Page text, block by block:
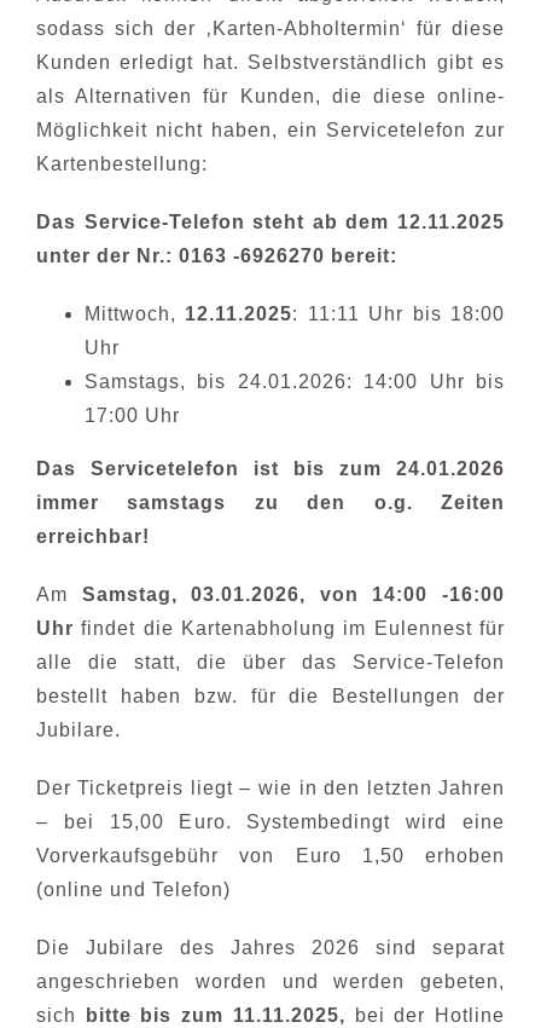
sodass sich der ‚Karten-Abholtermin‘ für diese
Kunden erledigt hat. Selbstverständlich gibt es
als Alternativen für Kunden, die diese online-
Möglichkeit nicht haben, ein Servicetelefon zur
Kartenbestellung:
Das Service-Telefon steht ab dem 12.11.2025
unter der Nr.: 0163 -6926270 bereit:
Mittwoch, 12.11.2025: 11:11 Uhr bis 18:00
Uhr
Samstags, bis 24.01.2026: 14:00 Uhr bis
17:00 Uhr
Das Servicetelefon ist bis zum 24.01.2026
immer samstags zu den o.g. Zeiten
erreichbar!
Am Samstag, 03.01.2026, von 14:00 -16:00
Uhr findet die Kartenabholung im Eulennest für
alle die statt, die über das Service-Telefon
bestellt haben bzw. für die Bestellungen der
Jubilare.
Der Ticketpreis liegt – wie in den letzten Jahren
– bei 15,00 Euro. Systembedingt wird eine
Vorverkaufsgebühr von Euro 1,50 erhoben
(online und Telefon)
Die Jubilare des Jahres 2026 sind separat
angeschrieben worden und werden gebeten,
sich
bitte bis zum 11.11.2025, bei der Hotline